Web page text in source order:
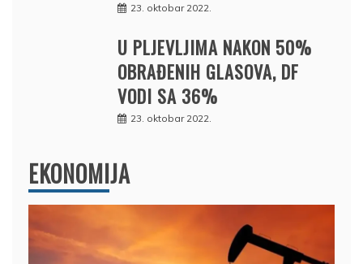
23. oktobar 2022.
U PLJEVLJIMA NAKON 50%
OBRAĐENIH GLASOVA, DF
VODI SA 36%
23. oktobar 2022.
EKONOMIJA